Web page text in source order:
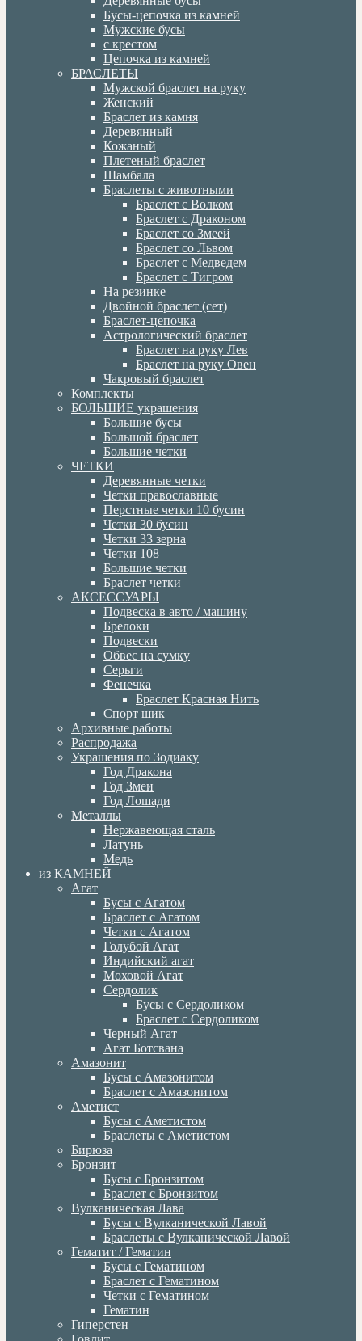
Бусы-цепочка из камней
Мужские бусы
с крестом
Цепочка из камней
БРАСЛЕТЫ
Мужской браслет на руку
Женский
Браслет из камня
Деревянный
Кожаный
Плетеный браслет
Шамбала
Браслеты с животными
Браслет с Волком
Браслет с Драконом
Браслет со Змеей
Браслет со Львом
Браслет с Медведем
Браслет с Тигром
На резинке
Двойной браслет (сет)
Браслет-цепочка
Астрологический браслет
Браслет на руку Лев
Браслет на руку Овен
Чакровый браслет
Комплекты
БОЛЬШИЕ украшения
Большие бусы
Большой браслет
Большие четки
ЧЕТКИ
Деревянные четки
Четки православные
Перстные четки 10 бусин
Четки 30 бусин
Четки 33 зерна
Четки 108
Большие четки
Браслет четки
АКСЕССУАРЫ
Подвеска в авто / машину
Брелоки
Подвески
Обвес на сумку
Серьги
Фенечка
Браслет Красная Нить
Спорт шик
Архивные работы
Распродажа
Украшения по Зодиаку
Год Дракона
Год Змеи
Год Лошади
Металлы
Нержавеющая сталь
Латунь
Медь
из КАМНЕЙ
Агат
Бусы с Агатом
Браслет с Агатом
Четки с Агатом
Голубой Агат
Индийский агат
Моховой Агат
Сердолик
Бусы с Сердоликом
Браслет с Сердоликом
Черный Агат
Агат Ботсвана
Амазонит
Бусы с Амазонитом
Браслет с Амазонитом
Аметист
Бусы с Аметистом
Браслеты с Аметистом
Бирюза
Бронзит
Бусы с Бронзитом
Браслет с Бронзитом
Вулканическая Лава
Бусы с Вулканической Лавой
Браслеты с Вулканической Лавой
Гематит / Гематин
Бусы с Гематином
Браслет с Гематином
Четки с Гематином
Гематин
Гиперстен